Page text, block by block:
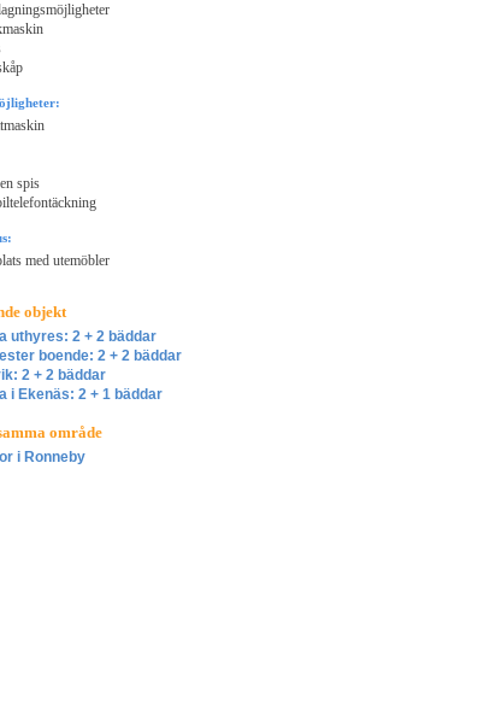
spis
med utemöbler
objekt
uthyres: 2 + 2 bäddar
boende: 2 + 2 bäddar
2 + 2 bäddar
i Ekenäs: 2 + 1 bäddar
område
i Ronneby